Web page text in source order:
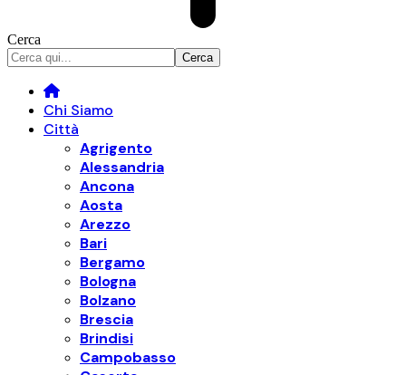
Cerca
Chi Siamo
Città
Agrigento
Alessandria
Ancona
Aosta
Arezzo
Bari
Bergamo
Bologna
Bolzano
Brescia
Brindisi
Campobasso